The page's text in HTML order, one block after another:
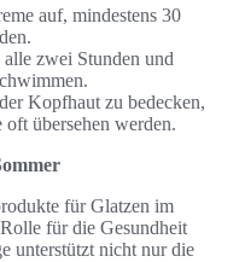
auf, mindestens 30
zwei Stunden und
Kopfhaut zu bedecken,
oft übersehen werden.
für Glatzen im
für die Gesundheit
unterstützt nicht nur die